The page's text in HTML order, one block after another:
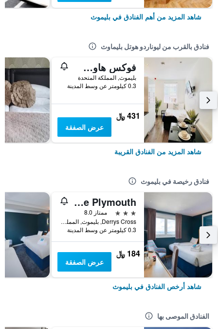
شاهد المزيد من أهم الفنادق في بليموث
فنادق بالقرب من ليوناردو هوتل بليماوث
فوكس هاوس، ستوديو أبارتمنتس
بليموث, المملكة المتحدة
0.3 كيلومتر عن وسط المدينة
431 ﷼
عرض الصفقة
شاهد المزيد من الفنادق القريبة
فنادق رخيصة في بليموث
Travelodge Plymouth
3 نجوم
ممتاز 8.0
Derrys Cross, بليموث, المملكة المتحدة
0.3 كيلومتر عن وسط المدينة
184 ﷼
عرض الصفقة
شاهد أرخص الفنادق في بليموث
الفنادق الموصى بها